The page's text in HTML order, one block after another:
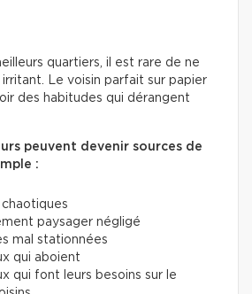
quartiers, il est rare de ne
Le voisin parfait sur papier
des habitudes qui dérangent
peuvent devenir sources de
:
chaotiques
paysager négligé
mal stationnées
qui aboient
qui font leurs besoins sur le